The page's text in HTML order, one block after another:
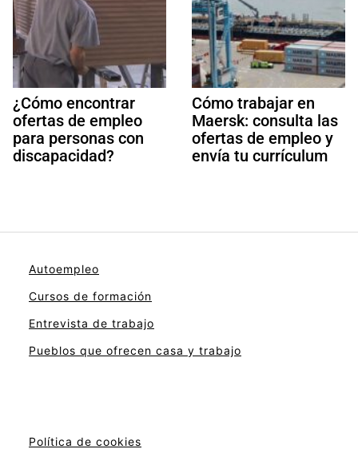
¿Cómo encontrar
ofertas de empleo
para personas con
discapacidad?
Cómo trabajar en
Maersk: consulta las
ofertas de empleo y
envía tu currículum
Autoempleo
Cursos de formación
Entrevista de trabajo
Pueblos que ofrecen casa y trabajo
Política de cookies